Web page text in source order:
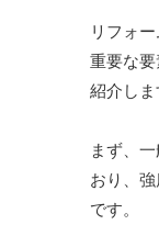
リフォ
重要な
紹介しま
まず、
おり、
です。